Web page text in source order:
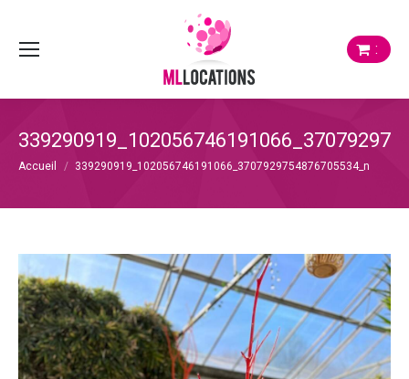
:
Vous êtes ici :
Accueil 339290919_102056746191066_3707929754876705534_n